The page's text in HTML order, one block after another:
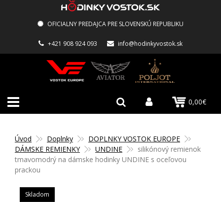
OFICIALNY PREDAJCA PRE SLOVENSKÚ REPUBLIKU
+421 908 924 093 info@hodinkyvostok.sk
0,00€
Úvod Doplnky
DOPLNKY VOSTOK EUROPE
DÁMSKE REMIENKY
UNDINE
silikónový remienok
tmavomodrý na dámske hodinky UNDINE s oceľovou
prackou
Skladom